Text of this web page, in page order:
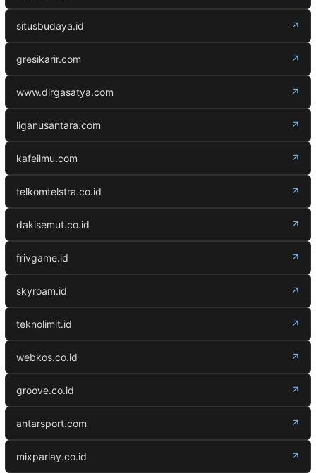
situsbudaya.id ↗
gresikarir.com ↗
www.dirgasatya.com ↗
liganusantara.com ↗
kafeilmu.com ↗
telkomtelstra.co.id ↗
dakisemut.co.id ↗
frivgame.id ↗
skyroam.id ↗
teknolimit.id ↗
webkos.co.id ↗
groove.co.id ↗
antarsport.com ↗
mixparlay.co.id ↗